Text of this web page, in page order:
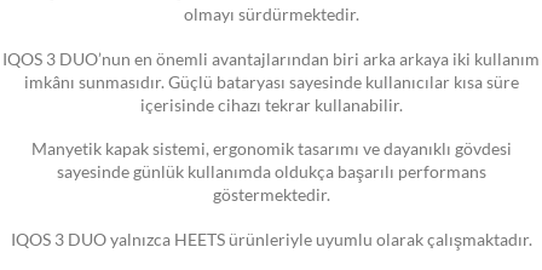
olmayı sürdürmektedir.
IQOS 3 DUO’nun en önemli avantajlarından biri arka arkaya iki kullanım
imkânı sunmasıdır. Güçlü bataryası sayesinde kullanıcılar kısa süre
içerisinde cihazı tekrar kullanabilir.
Manyetik kapak sistemi, ergonomik tasarımı ve dayanıklı gövdesi
sayesinde günlük kullanımda oldukça başarılı performans
göstermektedir.
IQOS 3 DUO yalnızca HEETS ürünleriyle uyumlu olarak çalışmaktadır.